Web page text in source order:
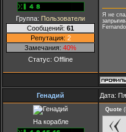
Группа: Пользователи
Сообщений: 61
Репутация: 2
Замечания: 40%
Статус: Offline
Я не
Генадий Дата:
На корабле
Quote (